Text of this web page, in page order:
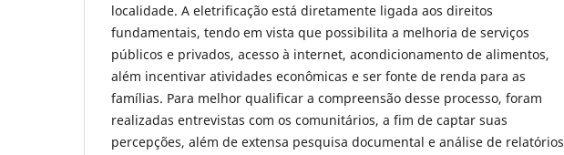
localidade. A eletrificação está diretamente ligada aos direitos
fundamentais, tendo em vista que possibilita a melhoria de serviços
públicos e privados, acesso à internet, acondicionamento de alimentos,
além incentivar atividades econômicas e ser fonte de renda para as
famílias. Para melhor qualificar a compreensão desse processo, foram
realizadas entrevistas com os comunitários, a fim de captar suas
percepções, além de extensa pesquisa documental e análise de relatórios